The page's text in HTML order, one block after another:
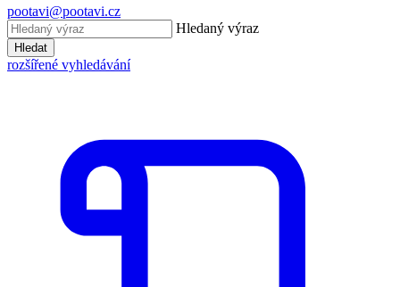
pootavi@pootavi.cz
Hledaný výraz
Hledat
rozšířené vyhledávání